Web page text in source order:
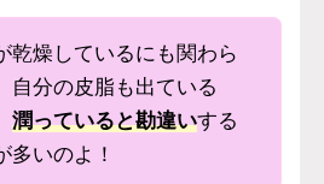
乾燥しているにも関わら
自分の皮脂も出ている
潤っていると勘違いする
多いのよ！